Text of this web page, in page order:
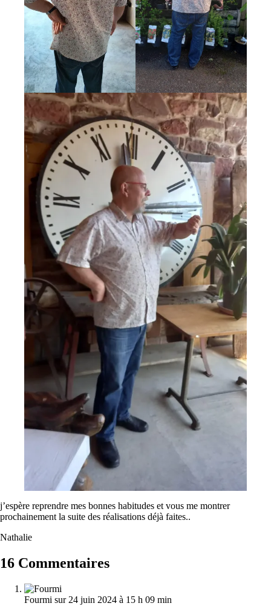
j’espère reprendre mes bonnes habitudes et vous me montrer
prochainement la suite des réalisations déjà faites..
Nathalie
16 Commentaires
Fourmi sur 24 juin 2024 à 15 h 09 min